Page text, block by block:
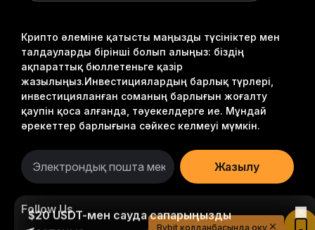
Крипто әлеміне қатысты маңызды түсініктер мен
талдауларды бірінші болып алыңыз: біздің
ақпараттық бюллетеньге қазір
жазылыңыз.Инвестициялардың барлық түрлері,
инвестицияланған соманың барлығын жоғалту
қаупін қоса алғанда, тәуекелдерге ие. Мұндай
әрекеттер барлығына сәйкес келмеуі мүмкін.
Жазылу
Follow Us
$20 USDT-мен сауда сапарыңызды
бастаңыз
Bybit қолданбасында оқу